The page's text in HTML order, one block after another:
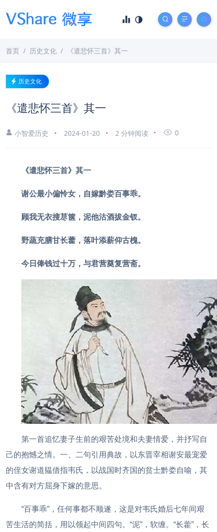
首页 历史文化 《遣悲怀三首》其一
历史文化
《遣悲怀三首》其一
小智爱历史 2024-01-20 2 分钟阅读 0
《遣悲怀三首》其一
谢公最小偏怜女，自嫁黔娄百事乖。
顾我无衣搜荩箧，泥他沽酒拔金钗。
野蔬充膳甘长藿，落叶添薪仰古槐。
今日俸钱过十万，与君营奠复营斋。
第一首追忆妻子生前的艰苦处境和夫妻情爱，并抒写自
己的抱憾之情。一、二句引用典故，以东晋宰相谢安最宠爱
的侄女谢道韫借指韦氏，以战国时齐国的贫士黔娄自喻，其
中含有对方屈身下嫁的意思。
“百事乖”，任何事都不顺遂，这是对韦氏婚后七年间艰
苦生活的简括，用以领起中间四句。“泥”，软缠。“长藿”，长